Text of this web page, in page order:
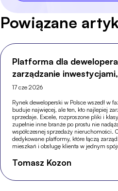
Powiązane
Platforma dla
zarządzanie
17 cze 2026
Rynek deweloperski w Polsce wszedł w
buduje najwięcej, ale ten, kto najlepiej
sprzedaje. Excele, rozproszone pliki i
zupełnie inne branże po prostu nie
współczesnej sprzedaży nieruchomości.
dedykowane platformy, które łączą
mieszkań i obsługę klienta w jednym
Tomasz Kozon